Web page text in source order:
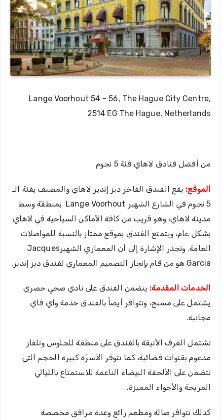
Lange Voorhout 54 – 56, The Hague City Centre,
2514 EG The Hague, Netherlands
من أفضل فنادق لاهاي فئة 5 نجوم
الموقع: يقع الفندق الفاخر ديز إنديز لاهاي والمصنف بفئة الـ
5 نجوم في الشارع الشهير Lange Voorhout بمنطقة وسط
مدينة لاهاي، وهو قريب من كافة الأماكن السياحية في لاهاي
بشكل عام، ويتمتع الفندق بموقع ممتاز بالنسبة للمواصلات
العامة. وتجدر الإشارة إلى أن المعماري الشهيرJacques
Garcia هو من قام بإنجاز التصميم المعماري لفندق ديز إنديز.
الخدمات المقدمة: يتضمن الفندق على نادي صحي حصري
يشتمل على مسبح، وتتوافر أيضاً بالفندق خدمة واي فاي
مجانية.
تشتمل الغرف الأنيقة بالفندق على منطقة للجلوس وتلفاز
مدعوم بقنوات فضائية، كما تتوفر الأسرّة كبيرة الحجم التي
تتضمن على الألحفة البيضاء الناعمة للاستمتاع بالليالي
المريحة والأجواء المميزة.
كذلك تتوافر صالة ومطعم رائع وعدة مرافق مخصصة